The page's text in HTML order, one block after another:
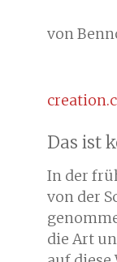
von
Das ist
In der
von der
die Art